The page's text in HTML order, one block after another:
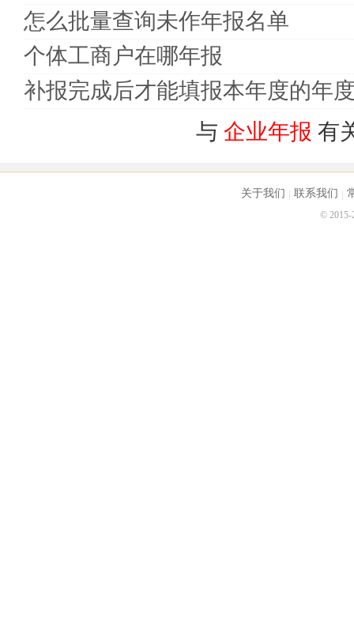
怎么批量查询未作年报名单
个体工商户在哪年报
补报完成后才能填报本年度的年
与 企业年报 有
关于我们 联系我们
© 2015-